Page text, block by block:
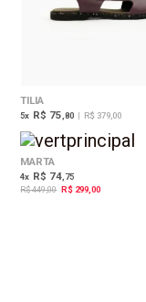
TILIA
5x R$ 75 ,80 | R$ 379,00
MARTA
4x R$ 74 ,75
R$ 449,00 R$ 299,00